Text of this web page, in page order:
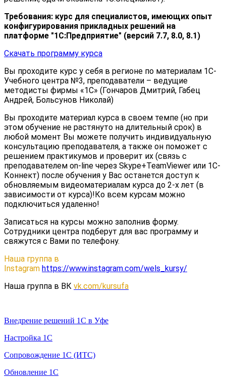
Требования: курс для специалистов, имеющих опыт
конфигурирования прикладных решений на
платформе "1С:Предприятие" (версий 7.7, 8.0, 8.1)
Скачать программу курса
Вы проходите курс у себя в регионе по материалам 1С-
Учебного центра №3, преподаватели – ведущие
методисты фирмы «1С» (Гончаров Дмитрий, Габец
Андрей, Больсунов Николай)
Вы проходите материал курса в своем темпе (но при
этом обучение не растянуто на длительный срок) в
любой момент Вы можете получить индивидуальную
консультацию преподавателя, а также он поможет с
решением практикумов и проверит их (связь с
преподавателем on-line через Skype+TeamViewer или 1С-
Коннект) после обучения у Вас останется доступ к
обновляемым видеоматериалам курса до 2-х лет (в
зависимости от курса)!Ко всем курсам можно
подключиться удаленно!
Записаться на курсы можно заполнив форму.
Сотрудники центра подберут для вас программу и
свяжутся с Вами по телефону.
Наша группа в
Instagram https://www.instagram.com/wels_kursy/
Наша группа в ВК vk.com/kursufa
Внедрение решений 1С в Уфе
Настройка 1С
Сопровождение 1С (ИТС)
Обновление 1С